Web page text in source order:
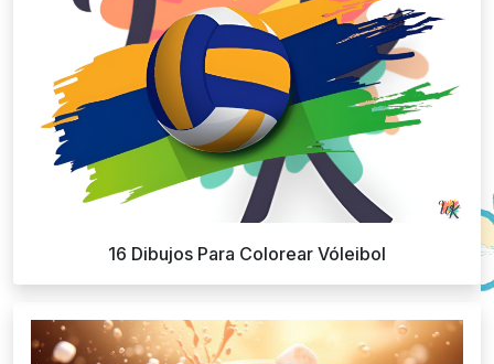
16 Dibujos Para Colorear Vóleibol